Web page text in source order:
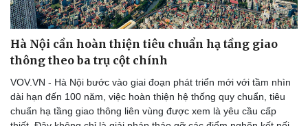
Hà Nội cần hoàn thiện tiêu chuẩn hạ tầng giao
thông theo ba trụ cột chính
VOV.VN - Hà Nội bước vào giai đoạn phát triển mới với tầm nhìn
dài hạn đến 100 năm, việc hoàn thiện hệ thống quy chuẩn, tiêu
chuẩn hạ tầng giao thông liên vùng được xem là yêu cầu cấp